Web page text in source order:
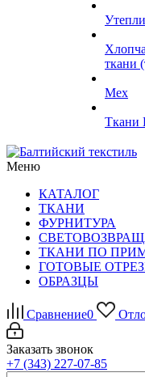
ткани
Мех
Меню
КАТАЛОГ
ТКАНИ
ФУРНИТУРА
ТКАНИ ПО
ГОТОВЫЕ
ОБРАЗЦЫ
Сравнение0
Заказать звонок
+7 (343) 227-07-85